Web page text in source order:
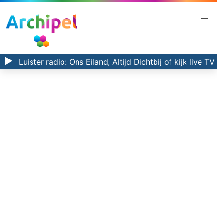
Luister radio: Ons Eiland, Altijd Dichtbij of kijk live TV